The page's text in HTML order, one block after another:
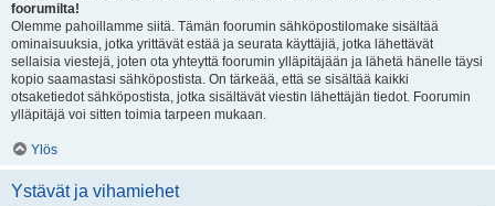
foorumilta!
Olemme pahoillamme siitä. Tämän foorumin sähköpostilomake sisältää
ominaisuuksia, jotka yrittävät estää ja seurata käyttäjiä, jotka lähettävät
sellaisia viestejä, joten ota yhteyttä foorumin ylläpitäjään ja lähetä hänelle täysi
kopio saamastasi sähköpostista. On tärkeää, että se sisältää kaikki
otsaketiedot sähköpostista, jotka sisältävät viestin lähettäjän tiedot. Foorumin
ylläpitäjä voi sitten toimia tarpeen mukaan.
Ylös
Ystävät ja vihamiehet